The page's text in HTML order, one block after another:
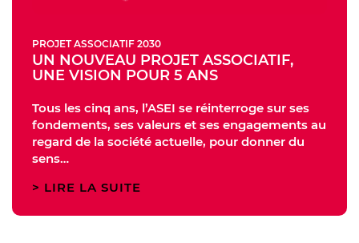
PROJET ASSOCIATIF 2030
UN NOUVEAU PROJET ASSOCIATIF,
UNE VISION POUR 5 ANS
Tous les cinq ans, l’ASEI se réinterroge sur ses
fondements, ses valeurs et ses engagements au
regard de la société actuelle, pour donner du
sens…
LIRE LA SUITE